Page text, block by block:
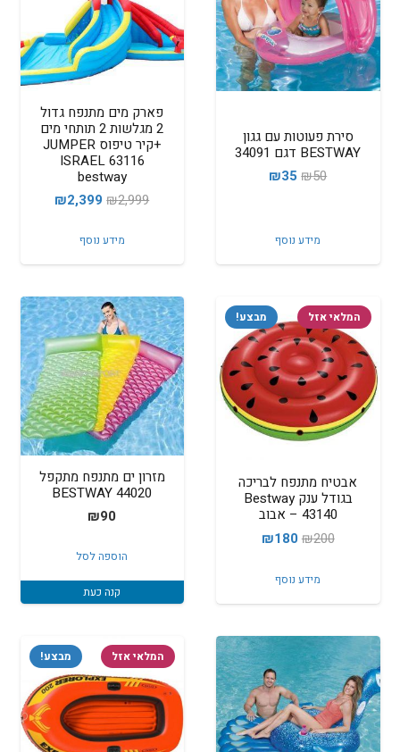
סירת פעוטות עם גגון
BESTWAY דגם 34091
₪50
המחיר
₪50.
₪35
המחיר
מידע נוסף
פארק מים מתנפח גדול
2 מגלשות 2 תותחי מים
+קיר טיפוס JUMPER
ISRAEL 63116
bestway
₪2,999
המחיר
היה:
₪2,999.
₪2,399
המחיר
₪2,399.
מידע נוסף
מבצע! המלאי אזל
אבטיח מתנפח לבריכה
בגודל ענק Bestway
43140 – אבוב
₪200
המחיר
היה:
₪200.
₪180
₪180.
מידע נוסף
מזרון ים מתנפח מתקפל
BESTWAY 44020
₪90
הוספה לסל
קנה כעת
מבצע! המלאי אזל